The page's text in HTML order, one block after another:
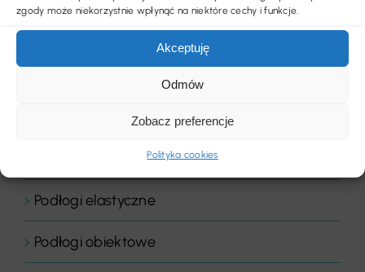
zgody może niekorzystnie wpłynąć na niektóre cechy i funkcje.
Akceptuję
Odmów
Zobacz preferencje
Polityka cookies
Płyty
Podłogi domowe
Podłogi drewniane
Podłogi elastyczne
Podłogi obiektowe